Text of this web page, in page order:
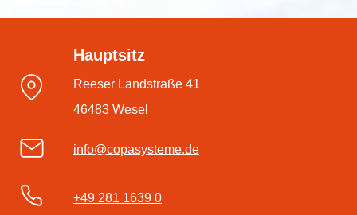
#dmsPRO Workflowengine
Hauptsitz
Reeser Landstraße 41
46483 Wesel
info@copasysteme.de
+49 281 1639 0